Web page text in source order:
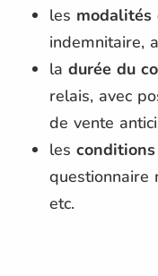
les modalités
indemnitaire,
la durée du
relais, avec
de vente
les
questionnaire
etc.